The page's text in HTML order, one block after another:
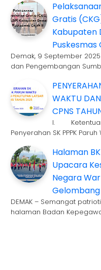
Gratis
Kabupaten
Puskesmas
Demak, 9 September
dan Pengembangan
WAKTU
CPNS
I. Ketentuan
Penyerahan SK PPPK
Halaman
Upacara
Negara
Gelombang
DEMAK – Semangat
halaman Badan